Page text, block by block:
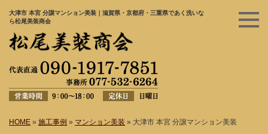
大津市 本宮 分譲マンション美装｜滋賀県・京都府・三重県であく洗いな
ら松尾美装商会
HOME » 施工事例 » マンション美装 » 大津市 本宮 分譲マンション美装